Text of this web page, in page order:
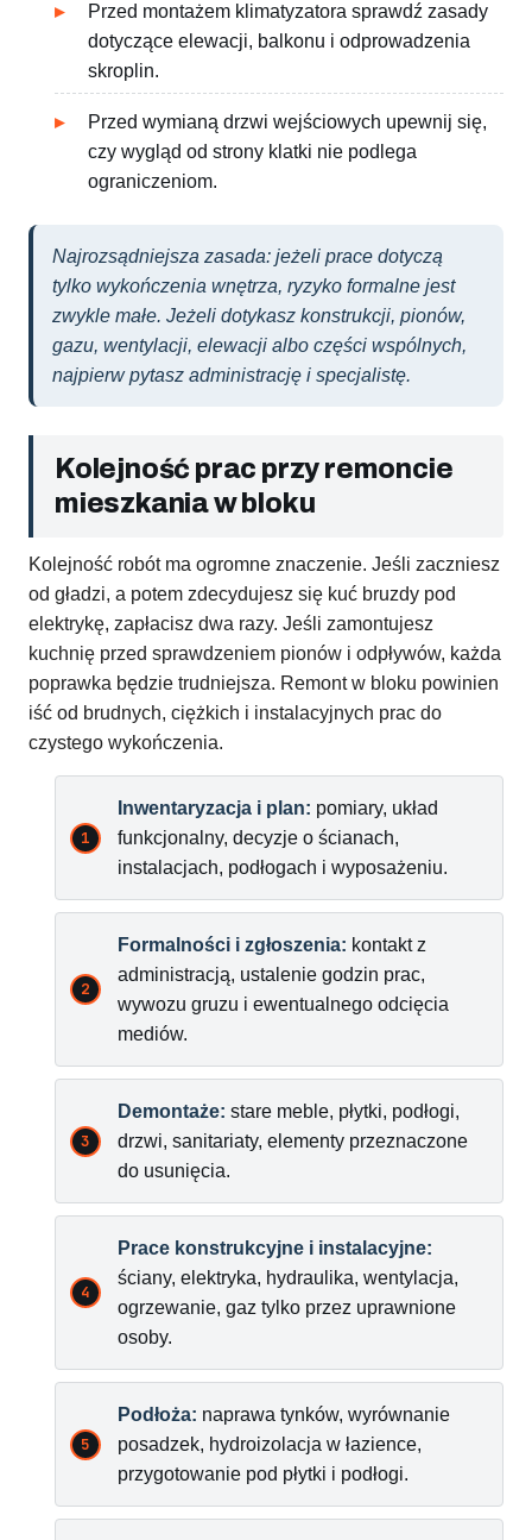
Przed montażem klimatyzatora sprawdź zasady
dotyczące elewacji, balkonu i odprowadzenia
skroplin.
Przed wymianą drzwi wejściowych upewnij się,
czy wygląd od strony klatki nie podlega
ograniczeniom.
Najrozsądniejsza zasada: jeżeli prace dotyczą
tylko wykończenia wnętrza, ryzyko formalne jest
zwykle małe. Jeżeli dotykasz konstrukcji, pionów,
gazu, wentylacji, elewacji albo części wspólnych,
najpierw pytasz administrację i specjalistę.
Kolejność prac przy remoncie
mieszkania w bloku
Kolejność robót ma ogromne znaczenie. Jeśli zaczniesz
od gładzi, a potem zdecydujesz się kuć bruzdy pod
elektrykę, zapłacisz dwa razy. Jeśli zamontujesz
kuchnię przed sprawdzeniem pionów i odpływów, każda
poprawka będzie trudniejsza. Remont w bloku powinien
iść od brudnych, ciężkich i instalacyjnych prac do
czystego wykończenia.
Inwentaryzacja i plan: pomiary, układ
funkcjonalny, decyzje o ścianach,
instalacjach, podłogach i wyposażeniu.
Formalności i zgłoszenia: kontakt z
administracją, ustalenie godzin prac,
wywozu gruzu i ewentualnego odcięcia
mediów.
Demontaże: stare meble, płytki, podłogi,
drzwi, sanitariaty, elementy przeznaczone
do usunięcia.
Prace konstrukcyjne i instalacyjne:
ściany, elektryka, hydraulika, wentylacja,
ogrzewanie, gaz tylko przez uprawnione
osoby.
Podłoża: naprawa tynków, wyrównanie
posadzek, hydroizolacja w łazience,
przygotowanie pod płytki i podłogi.